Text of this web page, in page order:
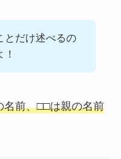
とだけ述べるの
前、□□は親の名前